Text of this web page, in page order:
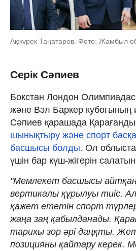
Ақжүрек Таңатаров. Фото: Жамбыл
Серік Сәпиев
Бокстан Лондон
және Вэл Баркер кубогының
Сәпиев қарашада
шынықтыру және спорт
басшысы болды. Ол
үшін бар күш-жігерін
"Мемлекет басшысы
вертикалы құрылуы тиіс.
қажет ететін спорт
жаңа заң қабылданады.
тарихы зор әрі даңқты.
позицияны қайтару керек.